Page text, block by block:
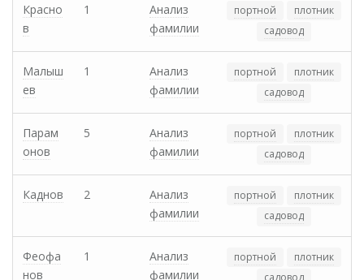
Красно
в
1
Анализ
фамилии
портной
плотник
садовод
Малыш
ев
1
Анализ
фамилии
портной
плотник
садовод
Парам
онов
5
Анализ
фамилии
портной
плотник
садовод
Каднов 2
Анализ
фамилии
портной
плотник
садовод
Феофа
нов
1
Анализ
фамилии
портной
плотник
садовод